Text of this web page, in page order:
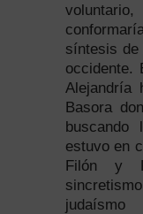
síntesis de
occidente.
Alejandría
Basora
buscando
estuvo en
Filón y